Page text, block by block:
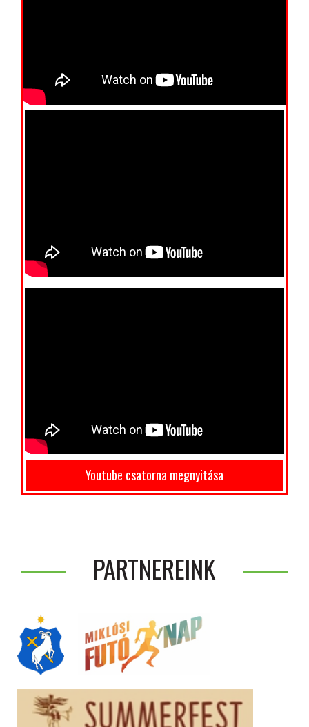
Youtube csatorna megnyitása
PARTNEREINK